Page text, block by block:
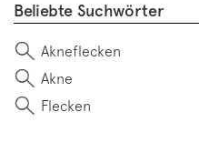
Beliebte Suchwörter
Akneflecken
Akne
Flecken